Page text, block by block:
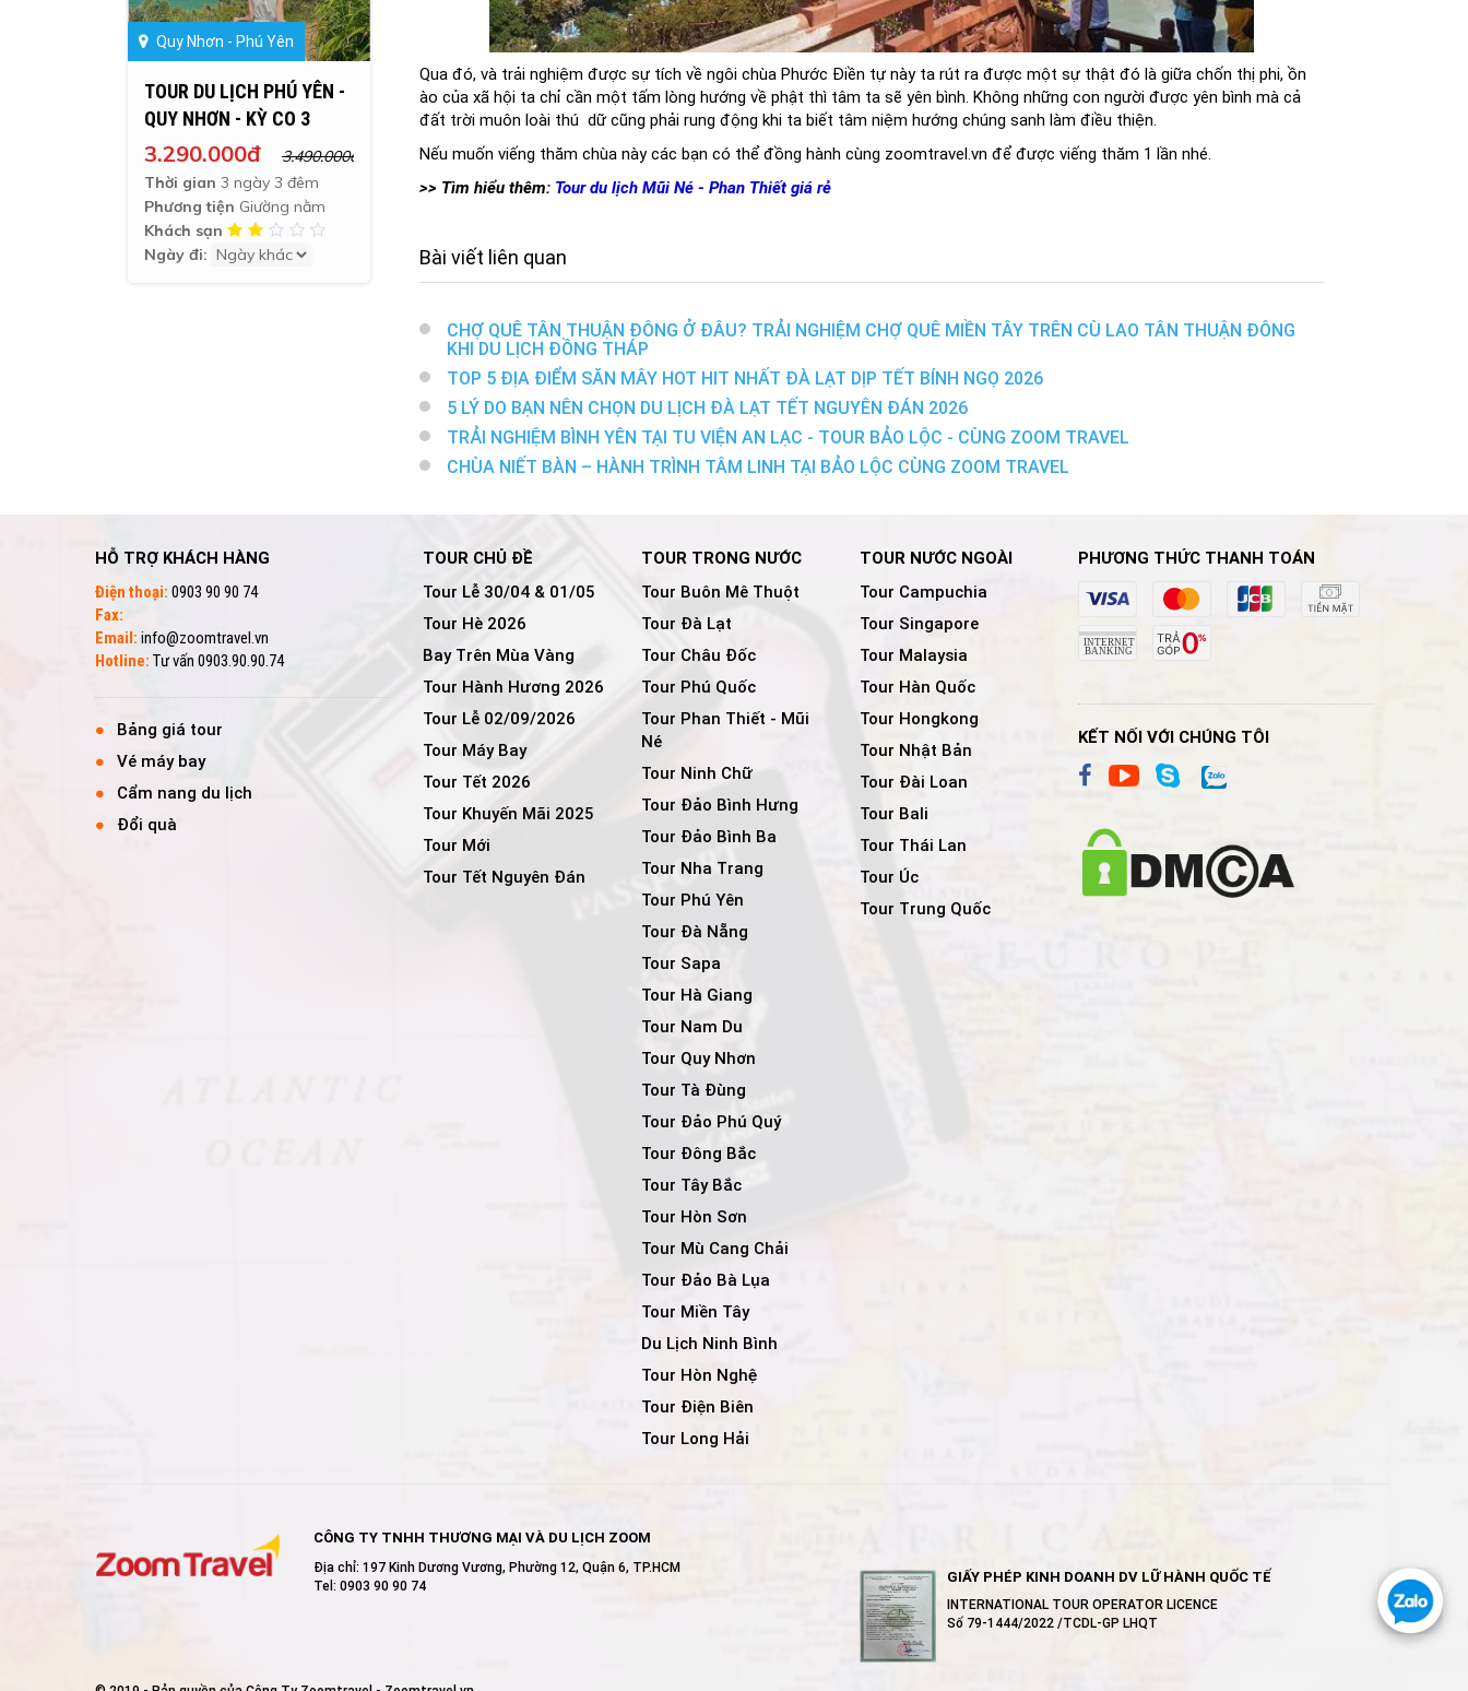
Quy Nhơn - Phú Yên
TOUR DU LỊCH PHÚ YÊN -
QUY NHƠN - KỲ CO 3
NGÀY 3 ĐÊM
3.290.000đ
3.490.000đ
Thời gian 3 ngày 3 đêm
Phương tiện Giường nằm
Khách sạn
Ngày đi:
Qua đó, và trải nghiệm được sự tích về ngôi chùa Phước Điền tự này ta rút ra được một sự thật đó là giữa chốn thị phi, ồn
ào của xã hội ta chỉ cần một tấm lòng hướng về phật thì tâm ta sẽ yên bình. Không những con người được yên bình mà cả
đất trời muôn loài thú dữ cũng phải rung động khi ta biết tâm niệm hướng chúng sanh làm điều thiện.
Nếu muốn viếng thăm chùa này các bạn có thể đồng hành cùng zoomtravel.vn để được viếng thăm 1 lần nhé.
>> Tìm hiểu thêm: Tour du lịch Mũi Né - Phan Thiết giá rẻ
Bài viết liên quan
CHỢ QUÊ TÂN THUẬN ĐÔNG Ở ĐÂU? TRẢI NGHIỆM CHỢ QUÊ MIỀN TÂY TRÊN CÙ LAO TÂN THUẬN ĐÔNG
KHI DU LỊCH ĐỒNG THÁP
TOP 5 ĐỊA ĐIỂM SĂN MÂY HOT HIT NHẤT ĐÀ LẠT DỊP TẾT BÍNH NGỌ 2026
5 LÝ DO BẠN NÊN CHỌN DU LỊCH ĐÀ LẠT TẾT NGUYÊN ĐÁN 2026
TRẢI NGHIỆM BÌNH YÊN TẠI TU VIỆN AN LẠC - TOUR BẢO LỘC - CÙNG ZOOM TRAVEL
CHÙA NIẾT BÀN – HÀNH TRÌNH TÂM LINH TẠI BẢO LỘC CÙNG ZOOM TRAVEL
HỖ TRỢ KHÁCH HÀNG
Điện thoại: 0903 90 90 74
Fax:
Email: info@zoomtravel.vn
Hotline: Tư vấn 0903.90.90.74
Bảng giá tour
Vé máy bay
Cẩm nang du lịch
Đổi quà
TOUR CHỦ ĐỀ
Tour Lễ 30/04 & 01/05
Tour Hè 2026
Bay Trên Mùa Vàng
Tour Hành Hương 2026
Tour Lễ 02/09/2026
Tour Máy Bay
Tour Tết 2026
Tour Khuyến Mãi 2025
Tour Mới
Tour Tết Nguyên Đán
TOUR TRONG NƯỚC
Tour Buôn Mê Thuột
Tour Đà Lạt
Tour Châu Đốc
Tour Phú Quốc
Tour Phan Thiết - Mũi
Né
Tour Ninh Chữ
Tour Đảo Bình Hưng
Tour Đảo Bình Ba
Tour Nha Trang
Tour Phú Yên
Tour Đà Nẵng
Tour Sapa
Tour Hà Giang
Tour Nam Du
Tour Quy Nhơn
Tour Tà Đùng
Tour Đảo Phú Quý
Tour Đông Bắc
Tour Tây Bắc
Tour Hòn Sơn
Tour Mù Cang Chải
Tour Đảo Bà Lụa
Tour Miền Tây
Du Lịch Ninh Bình
Tour Hòn Nghệ
Tour Điện Biên
Tour Long Hải
TOUR NƯỚC NGOÀI
Tour Campuchia
Tour Singapore
Tour Malaysia
Tour Hàn Quốc
Tour Hongkong
Tour Nhật Bản
Tour Đài Loan
Tour Bali
Tour Thái Lan
Tour Úc
Tour Trung Quốc
PHƯƠNG THỨC THANH TOÁN
KẾT NỐI VỚI CHÚNG TÔI
CÔNG TY TNHH THƯƠNG MẠI VÀ DU LỊCH ZOOM
Địa chỉ: 197 Kinh Dương Vương, Phường 12, Quận 6, TP.HCM
Tel: 0903 90 90 74
GIẤY PHÉP KINH DOANH DV LỮ HÀNH QUỐC TẾ
INTERNATIONAL TOUR OPERATOR LICENCE
Số 79-1444/2022 /TCDL-GP LHQT